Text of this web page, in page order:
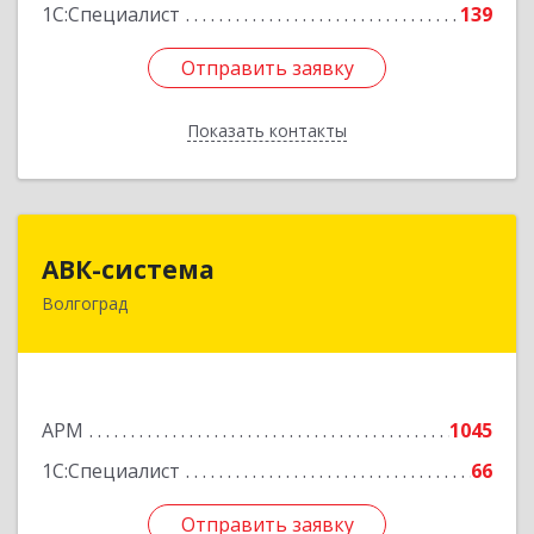
1С:Специалист
139
Отправить заявку
Показать контакты
Отправить заявку
Назад
АВК-система
Волгоград
АРМ
1045
1С:Специалист
66
Отправить заявку
400131, Волгоградская обл, Волгоград г,
Отправить заявку